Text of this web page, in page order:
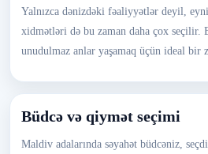
Yalnızca dənizdəki fəaliyyətlər deyil,
xidmətləri də bu zaman daha çox seçilir.
unudulmaz anlar yaşamaq üçün ideal bir
Büdcə və qiymət seçimi
Maldiv adalarında səyahət büdcəniz,